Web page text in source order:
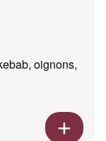
oignons,